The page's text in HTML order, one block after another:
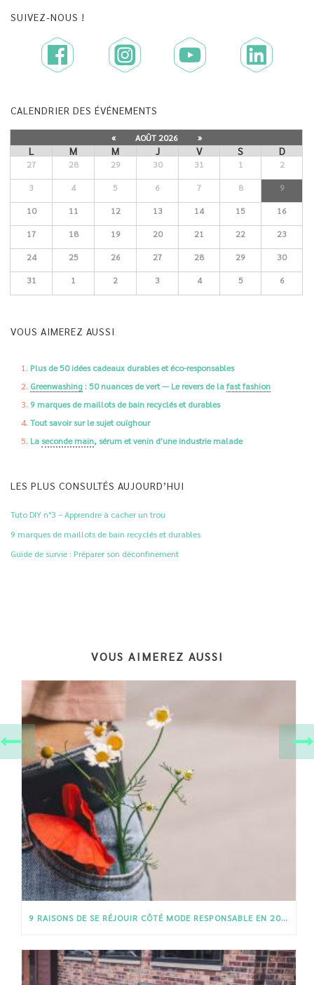
SUIVEZ-NOUS !
CALENDRIER DES ÉVÉNEMENTS
« AOÛT 2026 »
L M M J V S D
27 28 29 30 31 1 2
3 4 5 6 7 8 9
10 11 12 13 14 15 16
17 18 19 20 21 22 23
24 25 26 27 28 29 30
31 1 2 3 4 5 6
VOUS AIMEREZ AUSSI
Plus de 50 idées cadeaux durables et éco-responsables
Greenwashing : 50 nuances de vert — Le revers de lafast fashion
9 marques de maillots de bain recyclés et durables
Tout savoir sur le sujet ouïghour
La seconde main, sérum et venin d'une industrie malade
LES PLUS CONSULTÉS AUJOURD’HUI
Tuto DIY n°3 – Apprendre à cacher un trou
9 marques de maillots de bain recyclés et durables
Guide de survie : Préparer son déconfinement
VOUS AIMEREZ AUSSI
9 RAISONS DE SE RÉJOUIR CÔTÉ MODE RESPONSABLE EN 2019